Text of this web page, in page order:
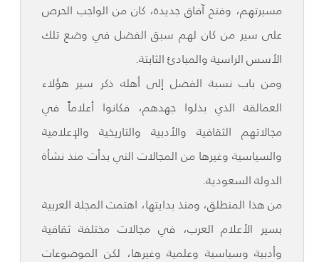
مسيرتهم، وفتح آفاق جديدة، كان من الواجب الحرص
على سير من كان لهم سبق الفضل في وضع تلك
الأسس الراسية والمبادئ الثابتة.
ومن باب نسبة الفضل إلى أهله ذكر سير هؤلاء
العمالقة الذي بذلوا جهدهم، فكانوا أعلاماً في
مجالاتهم الثقافية والأدبية والتاريخية والإعلامية
والسياسية وغيرها من المجالات التي بدأت منذ نشأة
الدولة السعودية.
من هذا المنطلق، ومنذ بدايتها، اهتمت المجلة العربية
بسير الأعلام العرب، في مجالات مختلفة ثقافية
وأدبية وسياسية وعلمية وغيرها، لكن الموضوعات